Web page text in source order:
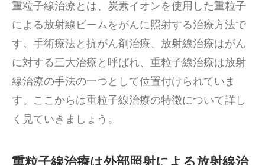
重粒子線治療とは、炭素イオンを使用した重粒子
による放射線ビームをがんに照射する治療方法で
す。手術療法と抗がん剤治療、放射線治療はがん
に対する三大治療と呼ばれ、重粒子線治療は放射
線治療の手法の一つとして位置付けられていま
す。ここからは重粒子線治療の特徴について詳し
く見ていきましょう。